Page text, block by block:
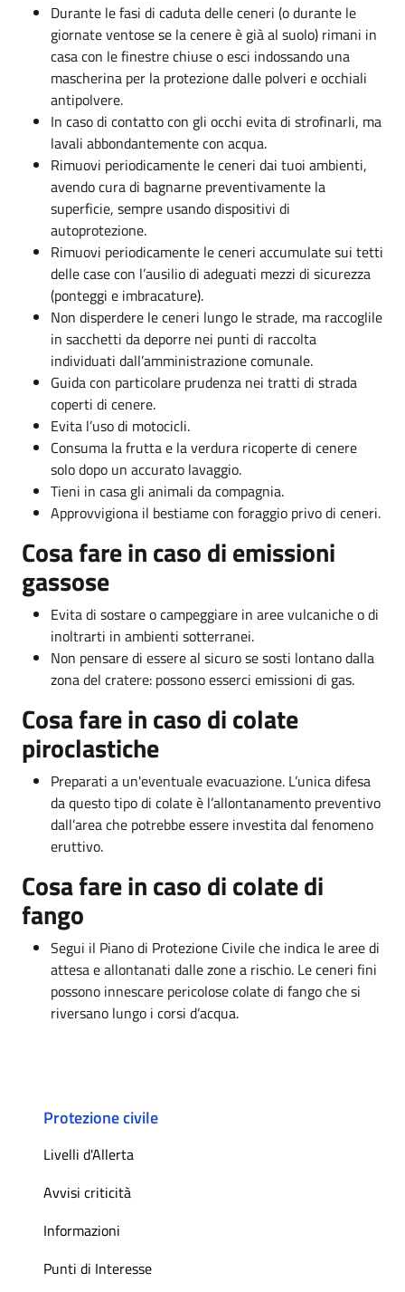
Durante le fasi di caduta delle ceneri (o durante le
giornate ventose se la cenere è già al suolo) rimani in
casa con le finestre chiuse o esci indossando una
mascherina per la protezione dalle polveri e occhiali
antipolvere.
In caso di contatto con gli occhi evita di strofinarli, ma
lavali abbondantemente con acqua.
Rimuovi periodicamente le ceneri dai tuoi ambienti,
avendo cura di bagnarne preventivamente la
superficie, sempre usando dispositivi di
autoprotezione.
Rimuovi periodicamente le ceneri accumulate sui tetti
delle case con l’ausilio di adeguati mezzi di sicurezza
(ponteggi e imbracature).
Non disperdere le ceneri lungo le strade, ma raccoglile
in sacchetti da deporre nei punti di raccolta
individuati dall’amministrazione comunale.
Guida con particolare prudenza nei tratti di strada
coperti di cenere.
Evita l’uso di motocicli.
Consuma la frutta e la verdura ricoperte di cenere
solo dopo un accurato lavaggio.
Tieni in casa gli animali da compagnia.
Approvvigiona il bestiame con foraggio privo di ceneri.
Cosa fare in caso di emissioni
gassose
Evita di sostare o campeggiare in aree vulcaniche o di
inoltrarti in ambienti sotterranei.
Non pensare di essere al sicuro se sosti lontano dalla
zona del cratere: possono esserci emissioni di gas.
Cosa fare in caso di colate
piroclastiche
Preparati a un'eventuale evacuazione. L’unica difesa
da questo tipo di colate è l’allontanamento preventivo
dall’area che potrebbe essere investita dal fenomeno
eruttivo.
Cosa fare in caso di colate di
fango
Segui il Piano di Protezione Civile che indica le aree di
attesa e allontanati dalle zone a rischio. Le ceneri fini
possono innescare pericolose colate di fango che si
riversano lungo i corsi d’acqua.
Protezione civile
Livelli d'Allerta
Avvisi criticità
Informazioni
Punti di Interesse